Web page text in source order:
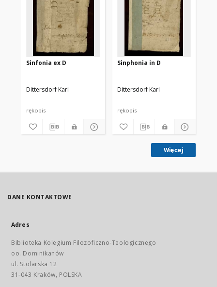
Sinfonia ex D
Dittersdorf Karl
rękopis
Sinphonia in D
Dittersdorf Karl
rękopis
Więcej
DANE KONTAKTOWE
Adres
Biblioteka Kolegium Filozoficzno-Teologicznego
oo. Dominikanów
ul. Stolarska 12
31-043 Kraków, POLSKA